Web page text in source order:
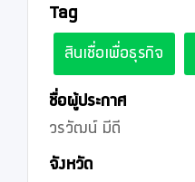
Tag
สินเชื่อเพื่อธุรกิจ
ชื่อผู้ประกาศ
วรวัฒน์ มีดี
จังหวัด